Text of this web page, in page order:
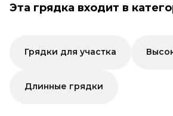
Эта грядка входит в
Грядки для участка
Длинные грядки